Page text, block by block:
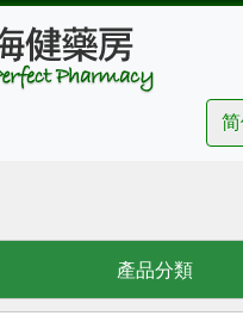
產品分類